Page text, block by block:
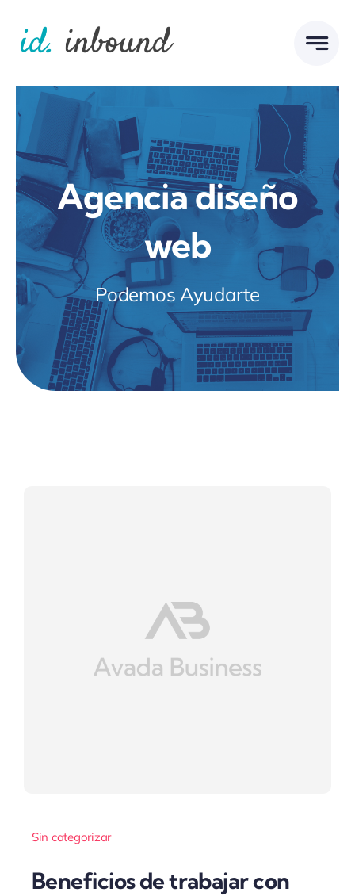
content
Agencia diseño
web
Podemos Ayudarte
Sin categorizar
Beneficios de trabajar con